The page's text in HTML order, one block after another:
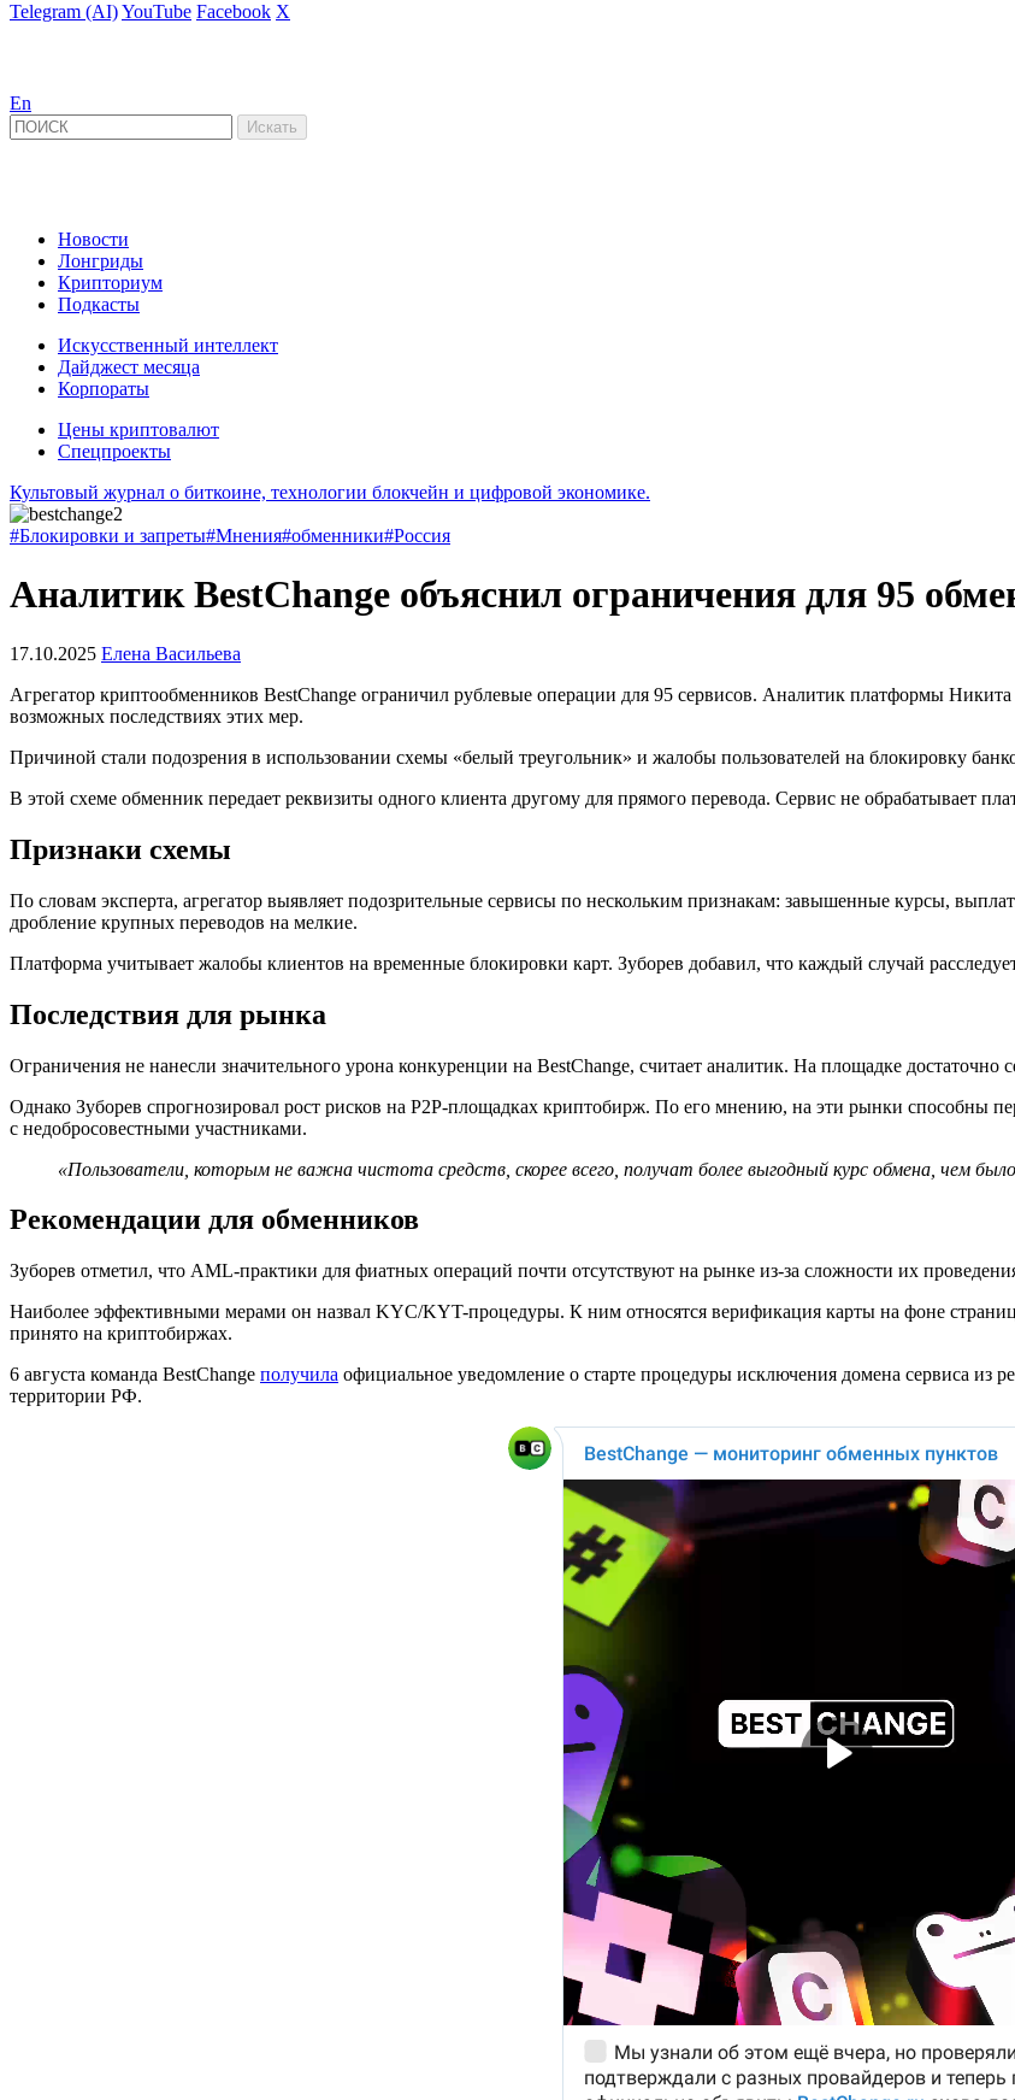
Telegram (AI)YouTube Facebook X
En
Новости
Лонгриды
Крипториум
Подкасты
Искусственный интеллект
Дайджест месяца
Корпораты
Цены криптовалют
Спецпроекты
Культовый журнал о биткоине, технологии блокчейн и цифровой экономике.
#Блокировки и запреты#Мнения#обменники#Россия
Аналитик BestChange объяснил ограничения для 95
17.10.2025 Елена Васильева
Агрегатор криптообменников BestChange ограничил рублевые операции для 95 сервисов. Аналитик платформы
возможных последствиях этих мер.
Причиной стали подозрения в использовании схемы «белый треугольник» и жалобы пользователей на блокировку
В этой схеме обменник передает реквизиты одного клиента другому для прямого перевода. Сервис не обрабатывает
Признаки схемы
По словам эксперта, агрегатор выявляет подозрительные сервисы по нескольким признакам: завышенные курсы,
дробление крупных переводов на мелкие.
Платформа учитывает жалобы клиентов на временные блокировки карт. Зуборев добавил, что каждый случай
Последствия для рынка
Ограничения не нанесли значительного урона конкуренции на BestChange, считает аналитик. На площадке
Однако Зуборев спрогнозировал рост рисков на P2P-площадках криптобирж. По его мнению, на эти рынки способны
с недобросовестными участниками.
«Пользователи, которым не важна чистота средств, скорее всего, получат более выгодный курс обмена, чем
Рекомендации для обменников
Зуборев отметил, что AML-практики для фиатных операций почти отсутствуют на рынке из-за сложности их
Наиболее эффективными мерами он назвал KYC/KYT-процедуры. К ним относятся верификация карты на фоне
принято на криптобиржах.
6 августа команда BestChange получила официальное уведомление о старте процедуры исключения домена сервиса из
территории РФ.